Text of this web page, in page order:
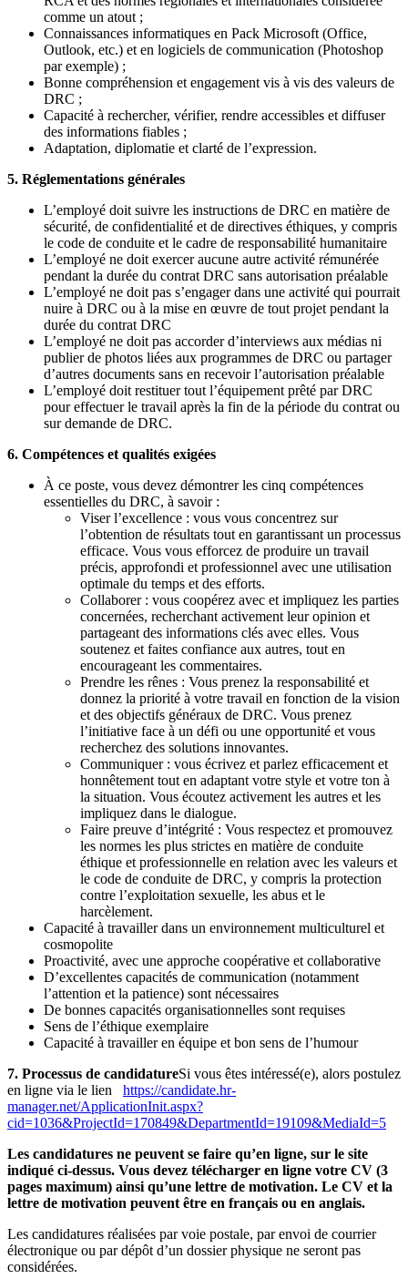
comme un atout ;
Connaissances informatiques en Pack Microsoft (Office,
Outlook, etc.) et en logiciels de communication (Photoshop
par exemple) ;
Bonne compréhension et engagement vis à vis des valeurs de
DRC ;
Capacité à rechercher, vérifier, rendre accessibles et diffuser
des informations fiables ;
Adaptation, diplomatie et clarté de l’expression.
5. Réglementations générales
L’employé doit suivre les instructions de DRC en matière de
sécurité, de confidentialité et de directives éthiques, y compris
le code de conduite et le cadre de responsabilité humanitaire
L’employé ne doit exercer aucune autre activité rémunérée
pendant la durée du contrat DRC sans autorisation préalable
L’employé ne doit pas s’engager dans une activité qui pourrait
nuire à DRC ou à la mise en œuvre de tout projet pendant la
durée du contrat DRC
L’employé ne doit pas accorder d’interviews aux médias ni
publier de photos liées aux programmes de DRC ou partager
d’autres documents sans en recevoir l’autorisation préalable
L’employé doit restituer tout l’équipement prêté par DRC
pour effectuer le travail après la fin de la période du contrat ou
sur demande de DRC.
6. Compétences et qualités exigées
À ce poste, vous devez démontrer les cinq compétences
essentielles du DRC, à savoir :
Viser l’excellence : vous vous concentrez sur
l’obtention de résultats tout en garantissant un processus
efficace. Vous vous efforcez de produire un travail
précis, approfondi et professionnel avec une utilisation
optimale du temps et des efforts.
Collaborer : vous coopérez avec et impliquez les parties
concernées, recherchant activement leur opinion et
partageant des informations clés avec elles. Vous
soutenez et faites confiance aux autres, tout en
encourageant les commentaires.
Prendre les rênes : Vous prenez la responsabilité et
donnez la priorité à votre travail en fonction de la vision
et des objectifs généraux de DRC. Vous prenez
l’initiative face à un défi ou une opportunité et vous
recherchez des solutions innovantes.
Communiquer : vous écrivez et parlez efficacement et
honnêtement tout en adaptant votre style et votre ton à
la situation. Vous écoutez activement les autres et les
impliquez dans le dialogue.
Faire preuve d’intégrité : Vous respectez et promouvez
les normes les plus strictes en matière de conduite
éthique et professionnelle en relation avec les valeurs et
le code de conduite de DRC, y compris la protection
contre l’exploitation sexuelle, les abus et le
harcèlement.
Capacité à travailler dans un environnement multiculturel et
cosmopolite
Proactivité, avec une approche coopérative et collaborative
D’excellentes capacités de communication (notamment
l’attention et la patience) sont nécessaires
De bonnes capacités organisationnelles sont requises
Sens de l’éthique exemplaire
Capacité à travailler en équipe et bon sens de l’humour
7. Processus de candidatureSi vous êtes intéressé(e), alors postulez
en ligne via le lien https://candidate.hr-
manager.net/ApplicationInit.aspx?
cid=1036&ProjectId=170849&DepartmentId=19109&MediaId=5
Les candidatures ne peuvent se faire qu’en ligne, sur le site
indiqué ci-dessus. Vous devez télécharger en ligne votre CV (3
pages maximum) ainsi qu’une lettre de motivation. Le CV et la
lettre de motivation peuvent être en français ou en anglais.
Les candidatures réalisées par voie postale, par envoi de courrier
électronique ou par dépôt d’un dossier physique ne seront pas
considérées.